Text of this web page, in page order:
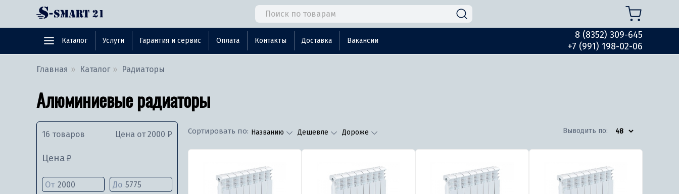
Каталог Услуги Гарантия и сервис Оплата Контакты Доставка Вакансии
8 (8352) 309-645
+7 (991) 198-02-06
Главная Каталог Радиаторы
Алюминиевые радиаторы
16 товаров Цена от2000 ₽
Цена ₽
От До
Сортировать по: Названию Дешевле Дороже Выводить по: